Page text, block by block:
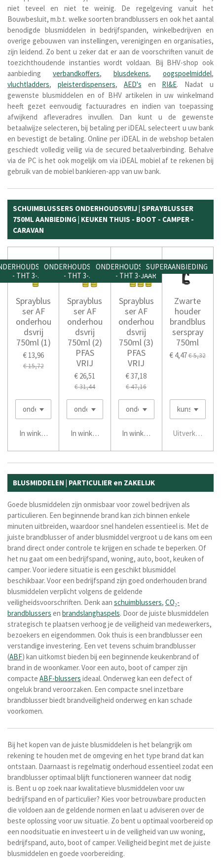
niet teveel en niet te weinig. De regelgeving vanuit het
Bouwbesluit, m.b.t. welke soorten brandblussers en ook het aantal
benodigde blusmiddelen in bedrijfspanden, winkelbedrijven en
overige gebouwen van instellingen, verenigingen en organisaties,
zijn leidend. Zo bent u zeker dat er aan de voorschriften vanuit de
toezichthoudende instanties wordt voldaan. Bij BHV-shop ook
aanbieding verbandkoffers, blusdekens, oogspoelmiddel,
vluchtladders, pleisterdispensers, AED's en RI&E. Nadat u
gewenste blusmiddelen en of BHV artikelen in uw winkelmand
heeft gezet eenvoudig factuuradres en indien van toepassing
afwijkend afleveradres invullen. Dan kunt u de gewenste
betaalwijze selecteren, bij betaling per iDEAL selecteert u uw bank
en bevestigt de betaling. Online per iDEAL in de webshop betalen
geschiedt volledig veilig via de secured betaalverbinding. Behalve
via de PC is het ook mogelijk om via iDEAL mobiel af te rekenen bij
gebruik van de mobiel bankieren-app van uw bank.
SCHUIMBLUSSERS ONDERHOUDSVRIJ | SPRAYBLUSSER
750ML AANBIEDING | KEUKEN THUIS - BOOT - CAMPER -
CARAVAN
- THT 3-JAAR
Sprayblus
ser AF
onderhou
dsvrij
750ml (1)
€ 13,96
€ 15,72
In winkelwagen
ONDERHOUDSVRIJ
- THT 3-JAAR
Sprayblus
ser AF
onderhou
dsvrij
750ml (2)
PFAS
VRIJ
€ 26,51
€ 31,44
In winkelwagen
ONDERHOUDSVRIJ
- THT 3-JAAR
Sprayblus
ser AF
onderhou
dsvrij
750ml (3)
PFAS
VRIJ
€ 37,18
€ 47,16
In winkelwagen
SUPERAANBIEDING
Zwarte
houder
brandblus
serspray
750ml
€ 4,47€ 5,32
Uitverkocht
BLUSMIDDELEN | PARTICULIER en ZAKELIJK
Goede blusmiddelen zijn onmisbaar voor zowel bedrijven als
particulieren. Een beginnende brand kan zich binnen enkele
minuten uitbreiden, waardoor snel handelen essentieel is. Met de
juiste brandblusser of ander blusmiddel vergroot u de kans om een
brand direct onder controle te krijgen en schade te beperken. Of
het nu gaat om een bedrijfspand, woning, auto, boot, keuken of
camper. Voor iedere situatie is een geschikt blusmiddel
beschikbaar. Voor een bedrijfspand zijn goed onderhouden brand
blusmiddelen verplicht volgens de geldende
veiligheidsvoorschriften. Denk aan schuimblussers, CO₂-
brandblussers en brandslanghaspels. Door de juiste blusmiddelen
strategisch te plaatsen verhoog je de veiligheid van medewerkers,
bezoekers en eigendommen. Ook thuis is een brandblusser een
verstandige investering. Een vet tevens schuim brandblusser
(ABF) kan uitkomst bieden bij een beginnende keukenbrand of
brand in de woonkamer. Voor een auto, boot of camper zijn
compacte ABF-blussers ideaal. Onderweg kan een defect of
ongeluk brand veroorzaken. Een compacte snel inzetbare
brandblusser biedt brandveiligheid onderweg en kan schade
voorkomen.
Bij het kopen van de juiste blusmiddelen is het belangrijk om
rekening te houden met de omgeving en het type brand dat kan
ontstaan. Daarnaast is regelmatig onderhoud essentieel zodat een
brandblusser optimaal blijft functioneren wanneer dat nodig
is. Bent u op zoek naar kwalitatieve blusmiddelen voor uw
bedrijfspand en of particulier? Kies voor betrouwbare producten
die voldoen aan de geldende normen en laat u adviseren over de
beste oplossing voor uw situatie. Zo bent u optimaal voorbereid op
een noodsituatie en investeert u in de veiligheid van uw woning,
bedrijfspand, auto, boot of camper. Veiligheid begint met de juiste
blusmiddelen en goede voorbereiding.